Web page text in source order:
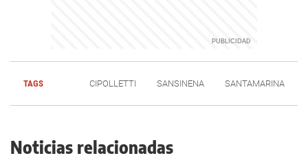
TAGS CIPOLLETTI SANSINENA SANTAMARINA
Noticias relacionadas